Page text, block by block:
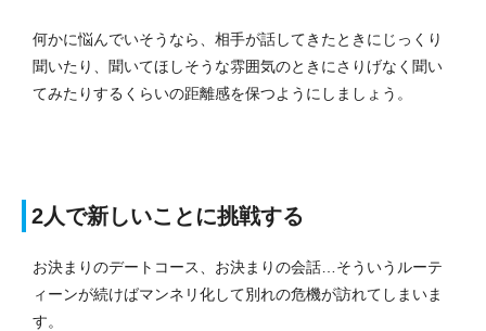
何かに悩んでいそうなら、相手が話してきたときにじっくり
聞いたり、聞いてほしそうな雰囲気のときにさりげなく聞い
てみたりするくらいの距離感を保つようにしましょう。
2人で新しいことに挑戦する
お決まりのデートコース、お決まりの会話…そういうルーテ
ィーンが続けばマンネリ化して別れの危機が訪れてしまいま
す。